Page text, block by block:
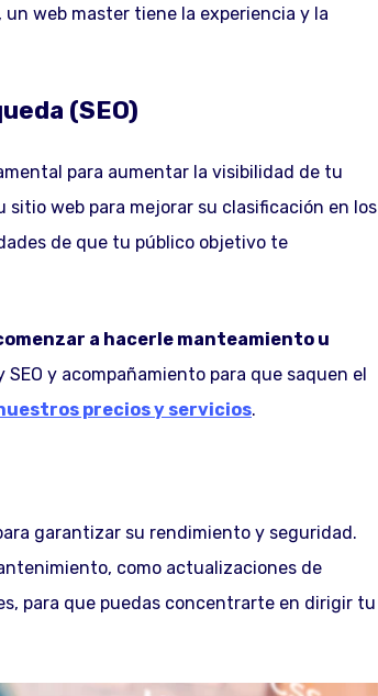
web master tiene la experiencia y la
(SEO)
para aumentar la visibilidad de tu
web para mejorar su clasificación en los
de que tu público objetivo te
a hacerle manteamiento u
y acompañamiento para que saquen el
precios y servicios.
garantizar su rendimiento y seguridad.
como actualizaciones de
para que puedas concentrarte en dirigir tu